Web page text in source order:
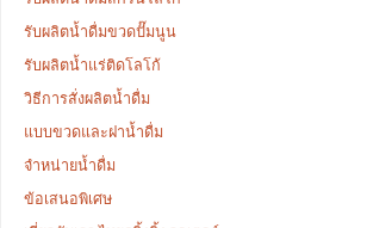
รับผลิตน้ำดื่มขวดปั๊มนูน
รับผลิตน้ำแร่ติดโลโก้
วิธีการสั่งผลิตน้ำดื่ม
แบบขวดและฝาน้ำดื่ม
จำหน่ายน้ำดื่ม
ข้อเสนอพิเศษ